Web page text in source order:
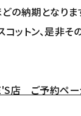
の納期となりま
ットン、是非そ
店 ご予約ペー